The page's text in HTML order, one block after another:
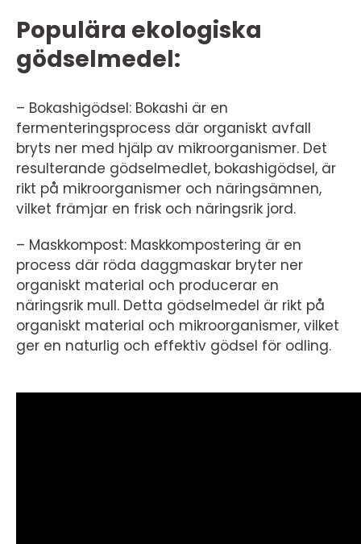
Populära ekologiska
gödselmedel:
– Bokashigödsel: Bokashi är en
fermenteringsprocess där organiskt avfall
bryts ner med hjälp av mikroorganismer. Det
resulterande gödselmedlet, bokashigödsel, är
rikt på mikroorganismer och näringsämnen,
vilket främjar en frisk och näringsrik jord.
– Maskkompost: Maskkompostering är en
process där röda daggmaskar bryter ner
organiskt material och producerar en
näringsrik mull. Detta gödselmedel är rikt på
organiskt material och mikroorganismer, vilket
ger en naturlig och effektiv gödsel för odling.